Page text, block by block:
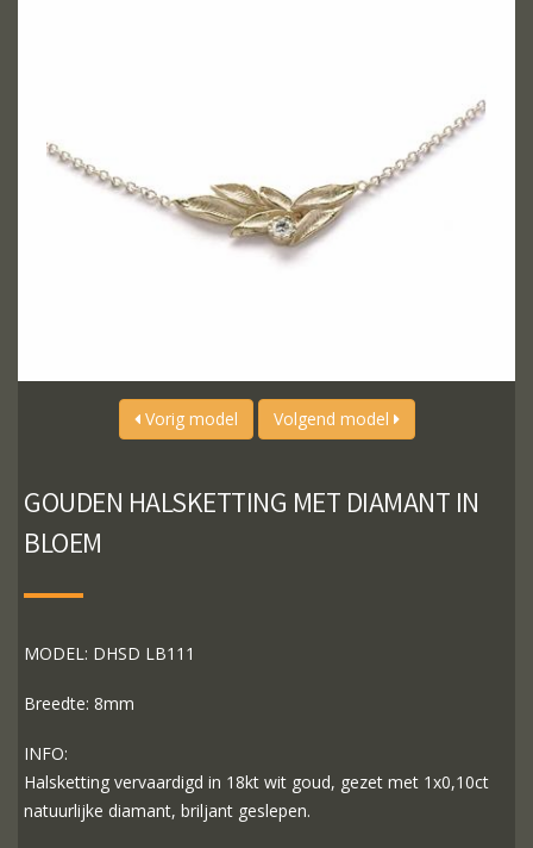
Vorig model Volgend model
GOUDEN HALSKETTING MET DIAMANT IN
BLOEM
MODEL: DHSD LB111
Breedte: 8mm
INFO:
Halsketting vervaardigd in 18kt wit goud, gezet met 1x0,10ct
natuurlijke diamant, briljant geslepen.